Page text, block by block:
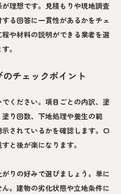
理想です。見積もりや現地調査
る回答に一貫性があるかをチェ
や材料の説明ができる業者を選
。
チェックポイント
ください。項目ごとの内訳、塗
り回数、下地処理や養生の範
されているかを確認します。口
と後が楽になります。
りの好みで選びましょう。単に
。建物の劣化状態や立地条件に